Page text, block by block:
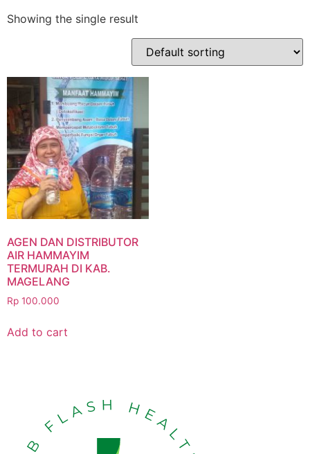
Showing the single result
AGEN DAN DISTRIBUTOR
AIR HAMMAYIM
TERMURAH DI KAB.
MAGELANG
Rp 100.000
Add to cart